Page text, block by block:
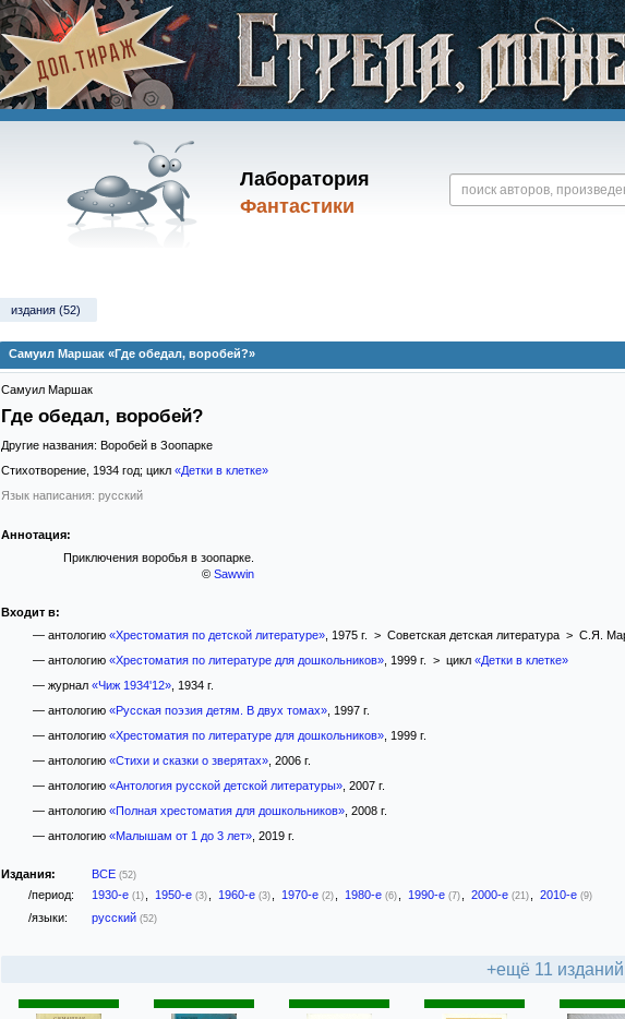
Лаборатория
Фантастики
издания (52)
Самуил Маршак «Где обедал, воробей?»
Самуил Маршак
Где обедал, воробей?
Другие названия: Воробей в Зоопарке
Стихотворение, 1934 год; цикл «Детки в клетке»
Язык написания: русский
Аннотация:
Приключения воробья в зоопарке.
© Sawwin
Входит в:
— антологию «Хрестоматия по детской литературе», 1975 г. > Советская детская литература > С.Я.
— антологию «Хрестоматия по литературе для дошкольников», 1999 г. > цикл «Детки в клетке»
— журнал «Чиж 1934'12», 1934 г.
— антологию «Русская поэзия детям. В двух томах», 1997 г.
— антологию «Хрестоматия по литературе для дошкольников», 1999 г.
— антологию «Стихи и сказки о зверятах», 2006 г.
— антологию «Антология русской детской литературы», 2007 г.
— антологию «Полная хрестоматия для дошкольников», 2008 г.
— антологию «Малышам от 1 до 3 лет», 2019 г.
Издания: ВСЕ (52)
/период: 1930-е (1) 1950-е (3) 1960-е (3) 1970-е (2) 1980-е (6) 1990-е (7) 2000-е (21) 2010-е (9)
/языки: русский (52)
+ещё 11 изданий